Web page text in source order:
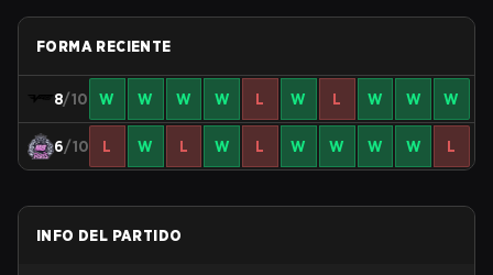
FORMA RECIENTE
8/10 W W W W L W L W W W
6/10 L W L W L W W W W L
INFO DEL PARTIDO